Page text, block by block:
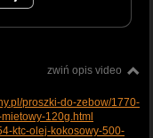
zwiń opis video
proszki-do-zebow/1770-
120g.html
ktc-olej-kokosowy-500-